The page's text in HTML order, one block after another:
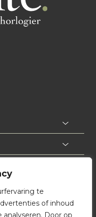
te
of inhoud
Door op